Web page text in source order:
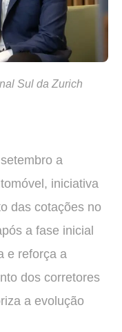
Sul da Zurich
a
iniciativa
das cotações no
a fase inicial
e reforça a
dos corretores
a evolução